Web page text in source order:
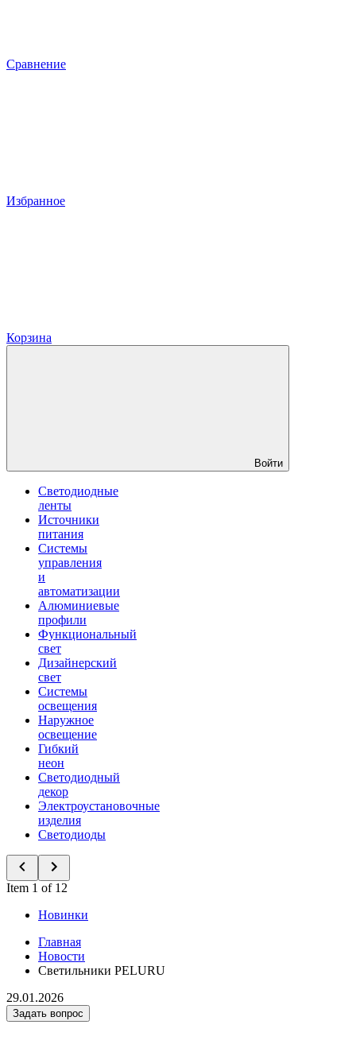
Сравнение
Избранное
Корзина
Войти
Светодиодные
ленты
Источники
питания
Системы
управления
и
автоматизации
Алюминиевые
профили
Функциональный
свет
Дизайнерский
свет
Системы
освещения
Наружное
освещение
Гибкий
неон
Светодиодный
декор
Электроустановочные
изделия
Светодиоды
Item 1 of 12
Новинки
Главная
Новости
Светильники PELURU
29.01.2026
Задать вопрос